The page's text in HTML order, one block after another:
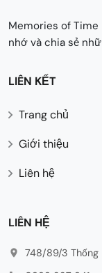
Memories of
nhớ và chia sẻ
LIÊN KẾT
Trang chủ
Giới thiệu
Liên hệ
LIÊN HỆ
748/89/3 Thống